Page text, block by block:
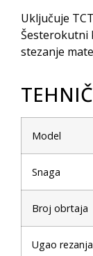
Uključuje
Šesterokutni
stezanje
Model
Snaga
Broj obrtaja
Ugao rezanja